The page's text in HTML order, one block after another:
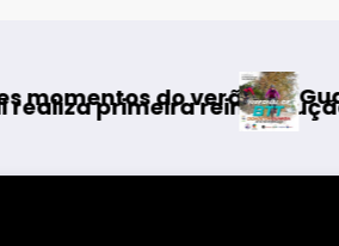
do verãoreintrodução de
Guarda